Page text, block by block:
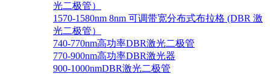
光二极管）
1570-1580nm 8nm 可调带宽分布式布拉格 (DBR 激
光二极管）
740-770nm高功率DBR激光二极管
770-900nm高功率DBR激光器
900-1000nmDBR激光二极管